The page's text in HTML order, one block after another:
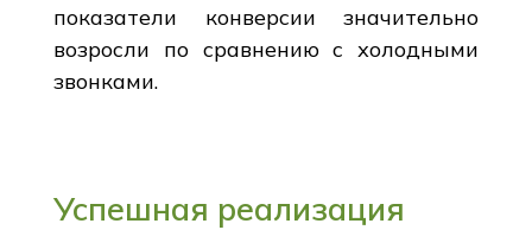
показатели конверсии значительно
возросли по сравнению с холодными
звонками.
Успешная реализация